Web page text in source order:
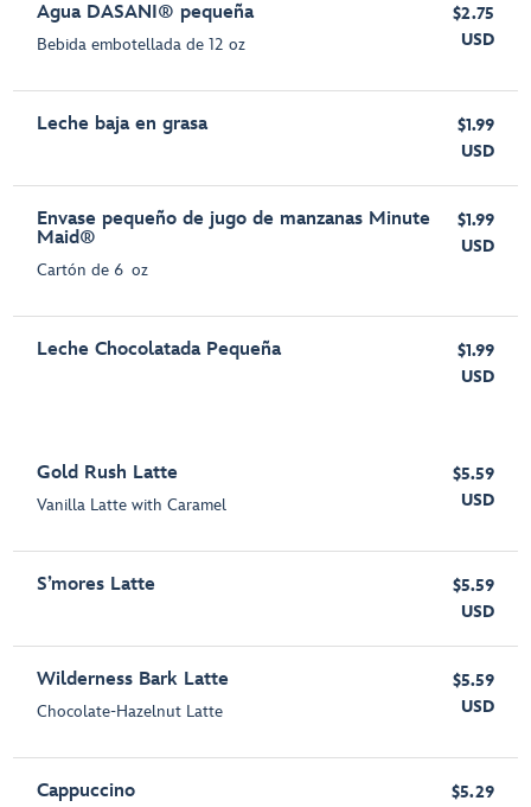
Agua DASANI® pequeña
Bebida embotellada de 12 oz
$2.75
USD
Leche baja en grasa
$1.99
USD
Envase pequeño de jugo de manzanas Minute
Maid®
Cartón de 6 oz
$1.99
USD
Leche Chocolatada Pequeña
$1.99
USD
Gold Rush Latte
Vanilla Latte with Caramel
$5.59
USD
S’mores Latte
$5.59
USD
Wilderness Bark Latte
Chocolate-Hazelnut Latte
$5.59
USD
Cappuccino
$5.29